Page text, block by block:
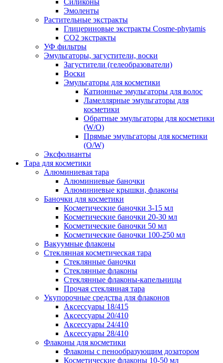
Силиконы
Эмоленты
Растительные экстракты
Глицериновые экстракты Cosme-phytamis
СО2 экстракты
УФ фильтры
Эмульгаторы, загустители, воски
Загустители (гелеобразователи)
Воски
Эмульгаторы для косметики
Катионные эмульгаторы для волос
Ламеллярные эмульгаторы для
косметики
Обратные эмульгаторы для косметики
(W/O)
Прямые эмульгаторы для косметики
(O/W)
Эксфолианты
Тара для косметики
Алюминиевая тара
Алюминиевые баночки
Алюминиевые крышки, флаконы
Баночки для косметики
Косметические баночки 3-15 мл
Косметические баночки 20-30 мл
Косметические баночки 50 мл
Косметические баночки 100-250 мл
Вакуумные флаконы
Стеклянная косметическая тара
Стеклянные баночки
Стеклянные флаконы
Стеклянные флаконы-капельницы
Прочая стеклянная тара
Укупорочные средства для флаконов
Аксессуары 18/415
Аксессуары 20/410
Аксессуары 24/410
Аксессуары 28/410
Флаконы для косметики
Флаконы с пенообразующим дозатором
Косметические флаконы 10-50 мл